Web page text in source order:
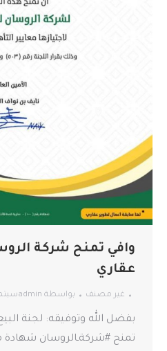
وافي تمنح شركة
عقاري
غير مصنف بواسطة adminسبتمبر
بفضل الله وتوفيقه: لجنة
تمنح #شركةـالروسان شهادة